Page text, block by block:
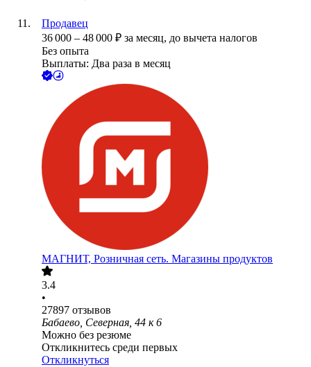
Продавец
36 000 – 48 000 ₽ за месяц, до вычета налогов
Без опыта
Выплаты: Два раза в месяц
МАГНИТ, Розничная сеть. Магазины продуктов
3.4
•
27897 отзывов
Бабаево, Северная, 44 к 6
Можно без резюме
Откликнитесь среди первых
Откликнуться